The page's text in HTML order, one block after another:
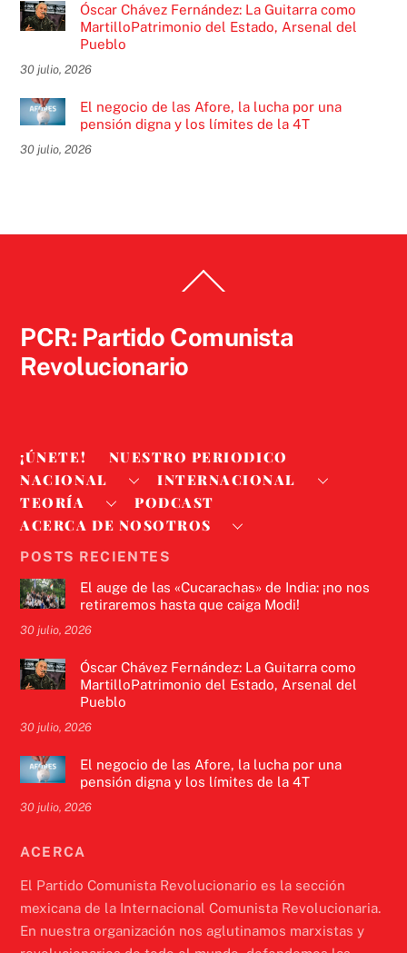
Óscar Chávez Fernández: La Guitarra como
MartilloPatrimonio del Estado, Arsenal del
Pueblo
30 julio, 2026
El negocio de las Afore, la lucha por una
pensión digna y los límites de la 4T
30 julio, 2026
To
PCR: Partido Comunista
Revolucionario
¡ÚNETE!
NUESTRO PERIODICO
NACIONAL
INTERNACIONAL
TEORÍA
PODCAST
ACERCA DE NOSOTROS
POSTS RECIENTES
El auge de las «Cucarachas» de India: ¡no nos
retiraremos hasta que caiga Modi!
30 julio, 2026
Óscar Chávez Fernández: La Guitarra como
MartilloPatrimonio del Estado, Arsenal del
Pueblo
30 julio, 2026
El negocio de las Afore, la lucha por una
pensión digna y los límites de la 4T
30 julio, 2026
ACERCA
El Partido Comunista Revolucionario es la sección
mexicana de la Internacional Comunista Revolucionaria.
En nuestra organización nos aglutinamos marxistas y